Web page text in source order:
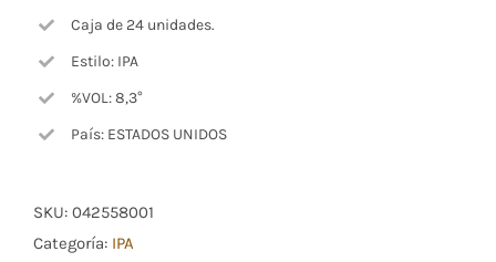
Caja de 24 unidades.
Estilo: IPA
%VOL: 8,3°
País: ESTADOS UNIDOS
SKU: 042558001
Categoría: IPA